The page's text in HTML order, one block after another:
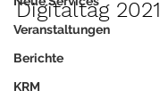
Veranstaltungen
Berichte
KRM
Digitaltag 2021